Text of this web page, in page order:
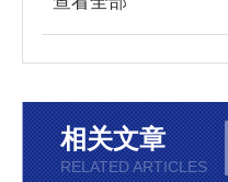
相关文章
RELATED ARTICLES